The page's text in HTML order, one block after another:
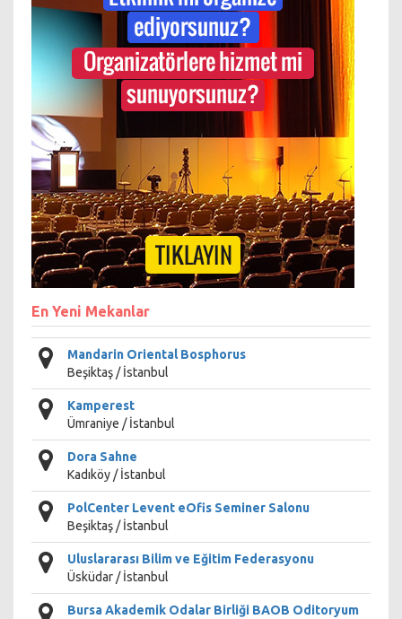
En Yeni Mekanlar
Mandarin Oriental Bosphorus
Beşiktaş / İstanbul
Kamperest
Ümraniye / İstanbul
Dora Sahne
Kadıköy / İstanbul
PolCenter Levent eOfis Seminer Salonu
Beşiktaş / İstanbul
Uluslararası Bilim ve Eğitim Federasyonu
Üsküdar / İstanbul
Bursa Akademik Odalar Birliği BAOB Oditoryum